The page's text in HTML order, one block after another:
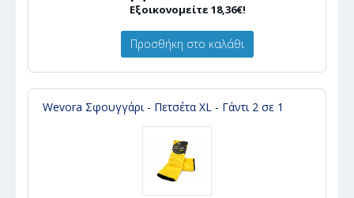
Εξοικονομείτε 18,36€!
Προσθήκη στο καλάθι
Wevora Σφουγγάρι - Πετσέτα XL - Γάντι 2 σε 1